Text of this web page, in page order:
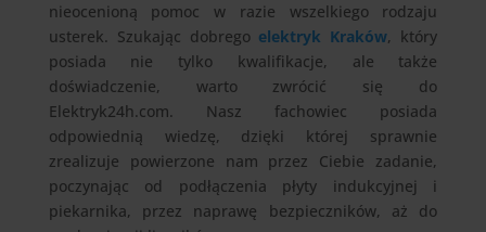
nieocenioną pomoc w razie wszelkiego rodzaju
usterek. Szukając dobrego elektryk Kraków, który
posiada nie tylko kwalifikacje, ale także
doświadczenie, warto zwrócić się do
Elektryk24h.com. Nasz fachowiec posiada
odpowiednią wiedzę, dzięki której sprawnie
zrealizuje powierzone nam przez Ciebie zadanie,
poczynając od podłączenia płyty indukcyjnej i
piekarnika, przez naprawę bezpieczników, aż do